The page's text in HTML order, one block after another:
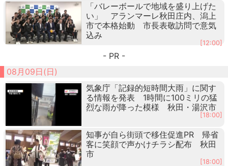
「バレーボールで地域を盛り上げた
い」 アランマーレ秋田庄内、潟上
市で本格始動 市長表敬訪問で意気
込み
[12:00]
- PR -
08月09日(日)
気象庁「記録的短時間大雨」に関す
る情報を発表 1時間に100ミリの猛
烈な雨が降った模様 秋田・湯沢市
[18:00]
知事が自ら街頭で移住促進PR 帰省
客に笑顔で声かけチラシ配布 秋田
市
[18:00]